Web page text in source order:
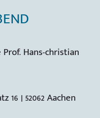
Hans-christian
16 | 52062 Aachen